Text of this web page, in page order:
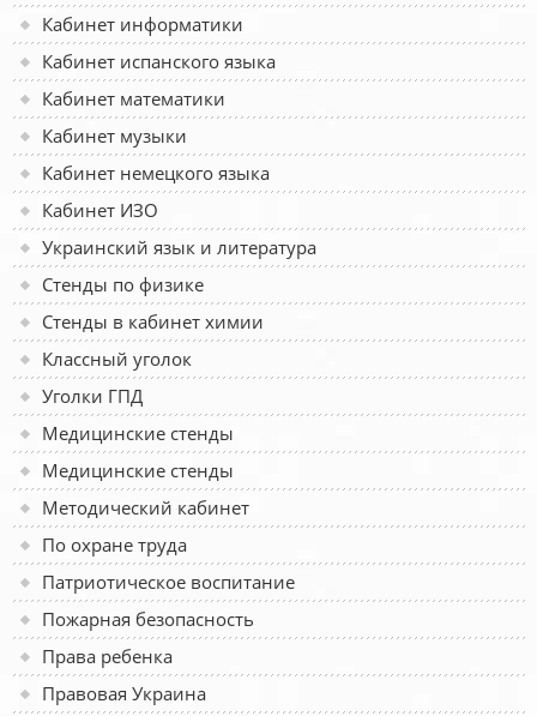
Кабинет информатики
Кабинет испанского языка
Кабинет математики
Кабинет музыки
Кабинет немецкого языка
Кабинет ИЗО
Украинский язык и литература
Стенды по физике
Стенды в кабинет химии
Классный уголок
Уголки ГПД
Медицинские стенды
Медицинские стенды
Методический кабинет
По охране труда
Патриотическое воспитание
Пожарная безопасность
Права ребенка
Правовая Украина